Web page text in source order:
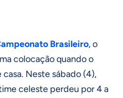
Brasileiro, o
colocação quando o
Neste sábado (4),
celeste perdeu por 4 a